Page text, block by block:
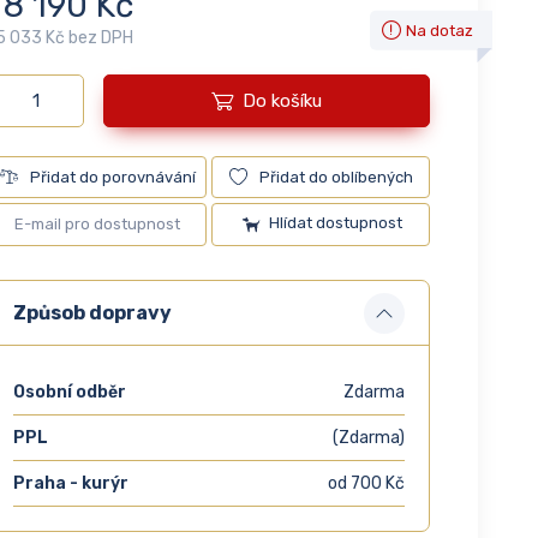
033 Kč bez DPH Na dotaz
Do košíku
Přidat do porovnávání Přidat do oblíbených
Hlídat dostupnost
Způsob dopravy
Osobní odběr Zdarma
PPL (Zdarma)
Praha - kurýr od 700 Kč